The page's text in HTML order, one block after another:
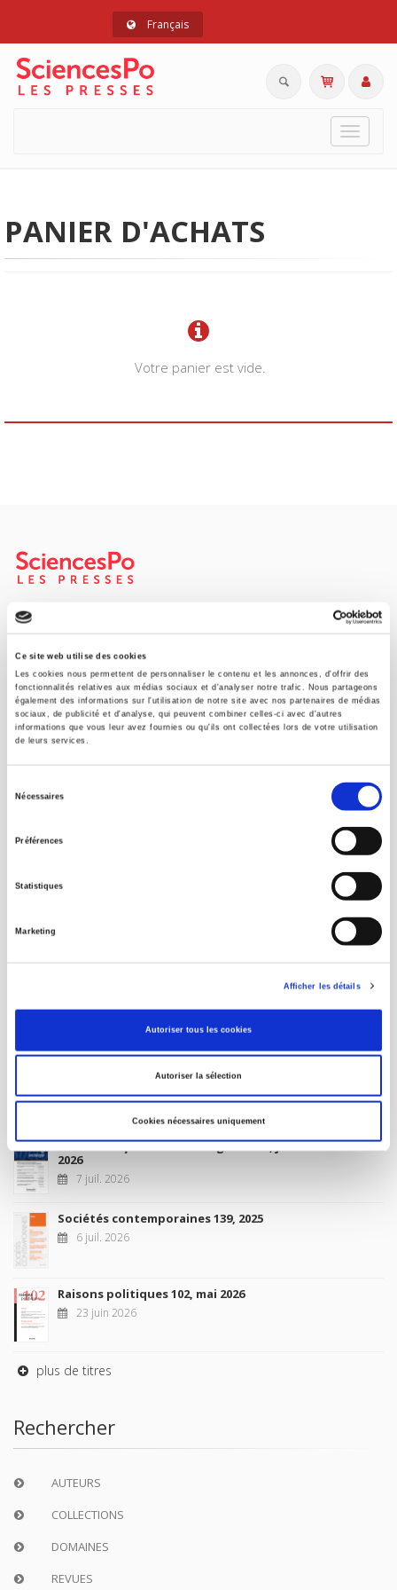
Ce site web utilise des cookies
Les cookies nous permettent de personnaliser le contenu et les annonces, d'offrir des
fonctionnalités relatives aux médias sociaux et d'analyser notre trafic. Nous partageons
également des informations sur l'utilisation de notre site avec nos partenaires de médias
sociaux, de publicité et d'analyse, qui peuvent combiner celles-ci avec d'autres
informations que vous leur avez fournies ou qu'ils ont collectées lors de votre utilisation
de leurs services.
Nécessaires
Préférences
Statistiques
Marketing
Afficher les détails
Autoriser tous les cookies
Autoriser la sélection
Cookies nécessaires uniquement
Français
Toggle
PANIER D'ACHATS
Votre panier est vide.
Maison d'édition dédiée aux sciences humaines et sociales, les
Presses de Sciences Po participent depuis leur création en 1976
à la transmission des savoirs et des idées
CONTACTS
FOREIGN RIGHTS
POUR LES LIBRAIRES
CONDITIONS GÉNÉRALES
À paraître
Revue française de science politique 76-2, avril-juin
10 juil. 2026
Revue française de sociologie 66 3/4, juillet-décembre
2026
7 juil. 2026
Sociétés contemporaines 139, 2025
6 juil. 2026
Raisons politiques 102, mai 2026
23 juin 2026
plus de titres
Rechercher
AUTEURS
COLLECTIONS
DOMAINES
REVUES